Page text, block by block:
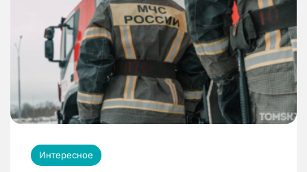
Интересное